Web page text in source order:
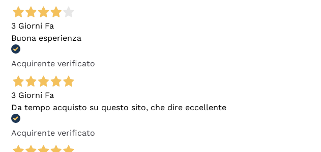
3 Giorni Fa
Buona esperienza
Acquirente verificato
3 Giorni Fa
Da tempo acquisto su questo sito, che dire eccellente
Acquirente verificato